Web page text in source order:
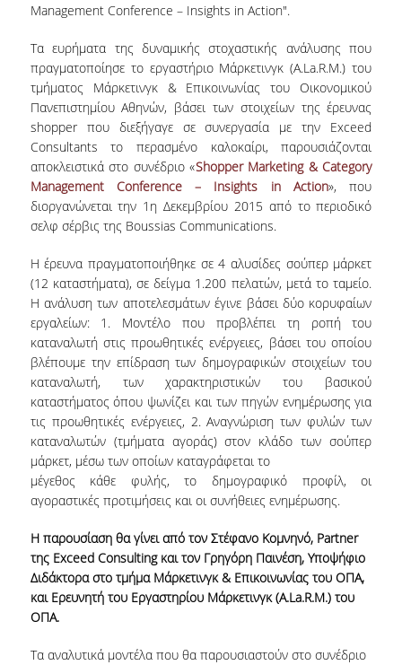
ΕΠΙΣΤΗΜΟΝΙΚΟΙ ΣΥΝΕΡΓΑΤΕΣ
ΥΠΟΨΗΦΙΟΙ ΔΙΔΑΚΤΟΡΕΣ
ΔΙΟΙΚΗΤΙΚΟ ΠΡΟΣΩΠΙΚΟ
ΜΗΤΡΩΑ ΜΕΛΩΝ ΤΜΗΜΑΤΟΣ
ΕΝΤΕΤΑΛΜΕΝΟΙ ΔΙΔΑΣΚΟΝΤΕΣ ΑΚΑΔ.
ΕΤΟΥΣ '25-'26
ΠΡΟΠΤΥΧΙΑΚΕΣ ΣΠΟΥΔΕΣ
ΥΠΟΨΗΦΙΟΙ ΦΟΙΤΗΤΕΣ
ΠΡΟΓΡΑΜΜΑ ΚΑΙ ΚΑΤΕΥΘΥΝΣΕΙΣ ΣΠΟΥΔΩΝ
ΑΝΑΛΥΤΙΚΗ ΠΑΡΟΥΣΙΑΣΗ ΜΑΘΗΜΑΤΩΝ
ΠΡΑΚΤΙΚΗ ΑΣΚΗΣΗ
ΠΡΟΓΡΑΜΜΑ ERASMUS+
Η ΖΩΗ ΣΤΟ ΤΜΗΜΑ
ΚΑΤΑΤΑΚΤΗΡΙΕΣ ΕΞΕΤΑΣΕΙΣ
ΑΠΑΛΛΑΓΗ ΑΠΟ ΜΑΘΗΜΑΤΑ ΞΕΝΗΣ ΓΛΩΣΣΑΣ
ΜΕΤΑΠΤΥΧΙΑΚΕΣ ΣΠΟΥΔΕΣ
Management Conference – Insights in Action".
Τα ευρήματα της δυναμικής στοχαστικής ανάλυσης που
πραγματοποίησε το εργαστήριο Μάρκετινγκ (Α.La.R.M.) του
τμήματος Μάρκετινγκ & Επικοινωνίας του Οικονομικού
Πανεπιστημίου Αθηνών, βάσει των στοιχείων της έρευνας
shopper που διεξήγαγε σε συνεργασία με την Exceed
Consultants το περασμένο καλοκαίρι, παρουσιάζονται
αποκλειστικά στο συνέδριο «Shopper Marketing & Category
Management Conference – Insights in Action», που
διοργανώνεται την 1η Δεκεμβρίου 2015 από το περιοδικό
σελφ σέρβις της Boussias Communications.
Η έρευνα πραγματοποιήθηκε σε 4 αλυσίδες σούπερ μάρκετ
(12 καταστήματα), σε δείγμα 1.200 πελατών, μετά το ταμείο.
Η ανάλυση των αποτελεσμάτων έγινε βάσει δύο κορυφαίων
εργαλείων: 1. Μοντέλο που προβλέπει τη ροπή του
καταναλωτή στις προωθητικές ενέργειες, βάσει του οποίου
βλέπουμε την επίδραση των δημογραφικών στοιχείων του
καταναλωτή, των χαρακτηριστικών του βασικού
καταστήματος όπου ψωνίζει και των πηγών ενημέρωσης για
τις προωθητικές ενέργειες, 2. Αναγνώριση των φυλών των
καταναλωτών (τμήματα αγοράς) στον κλάδο των σούπερ
μάρκετ, μέσω των οποίων καταγράφεται το
μέγεθος κάθε φυλής, το δημογραφικό προφίλ, οι
αγοραστικές προτιμήσεις και οι συνήθειες ενημέρωσης.
Η παρουσίαση θα γίνει από τον Στέφανο Κομνηνό, Partner
της Exceed Consulting και τον Γρηγόρη Παινέση, Υποψήφιο
Διδάκτορα στο τμήμα Μάρκετινγκ & Επικοινωνίας του ΟΠΑ,
και Ερευνητή του Εργαστηρίου Μάρκετινγκ (A.La.R.M.) του
ΟΠΑ.
Τα αναλυτικά μοντέλα που θα παρουσιαστούν στο συνέδριο